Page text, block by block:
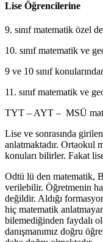
Lise Öğrencilerine
9. sınıf matematik özel
10. sınıf matematik ve
9 ve 10 sınıf
11. sınıf matematik ve
TYT – AYT – MSÜ
Lise ve sonrasında
anlatmaktadır. Ortaokul
konuları bilirler. Fakat
Odtü lü den matematik,
verilebilir. Öğretmenin
değildir. Aldığı
hiç matematik
bilemediğinden faydalı
danışmanımız doğru